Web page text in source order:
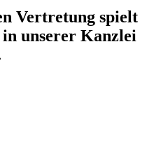
Vertretung spielt
unserer Kanzlei